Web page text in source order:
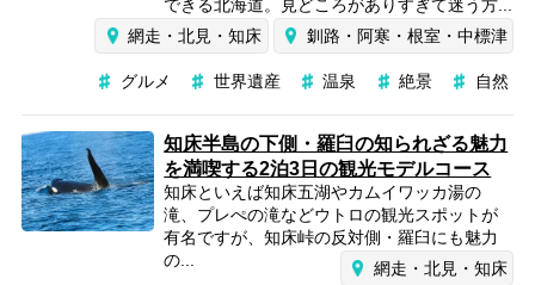
できる北海道。見どころがありすぎて迷う方...
網走・北見・知床
釧路・阿寒・根室・中標津
グルメ 世界遺産 温泉 絶景 自然
知床半島の下側・羅臼の知られざる魅力
を満喫する2泊3日の観光モデルコース
知床といえば知床五湖やカムイワッカ湯の
滝、プレぺの滝などウトロの観光スポットが
有名ですが、知床峠の反対側・羅臼にも魅力
の...
網走・北見・知床